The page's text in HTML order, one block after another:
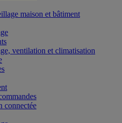
maison et bâtiment
ventilation et climatisation
connectée